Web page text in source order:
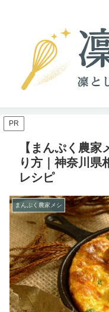
PR
【まんぷく農
り方｜神奈川県
レシピ
まんぷく農家メシ